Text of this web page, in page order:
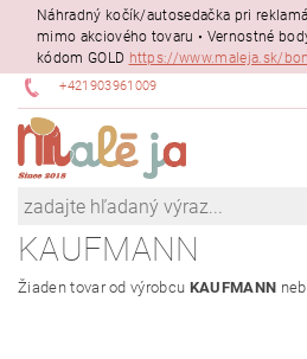
Náhradný kočík/autosedačka pri
mimo akciového tovaru • Vernostné
kódom GOLD https://www.maleja.sk/
+421903961009
KAUFMANN
Žiaden tovar od výrobcu KAUFMANN